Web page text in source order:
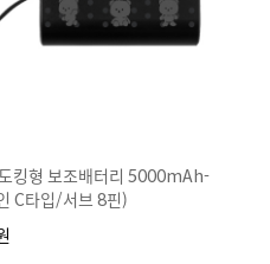
킹형 보조배터리 5000mAh-
C타입/서브 8핀)